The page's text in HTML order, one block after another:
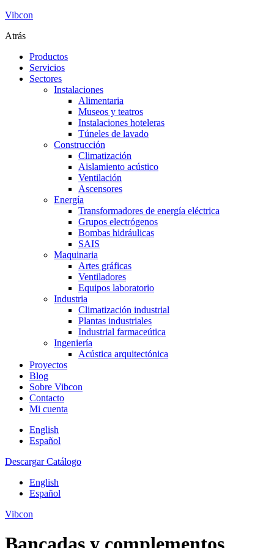
Vibcon
Atrás
Productos
Servicios
Sectores
Instalaciones
Alimentaria
Museos y teatros
Instalaciones hoteleras
Túneles de lavado
Construcción
Climatización
Aislamiento acústico
Ventilación
Ascensores
Energía
Transformadores de energía eléctrica
Grupos electrógenos
Bombas hidráulicas
SAIS
Maquinaria
Artes gráficas
Ventiladores
Equipos laboratorio
Industria
Climatización industrial
Plantas industriales
Industrial farmaceútica
Ingeniería
Acústica arquitectónica
Proyectos
Blog
Sobre Vibcon
Contacto
Mi cuenta
English
Español
Descargar Catálogo
English
Español
Vibcon